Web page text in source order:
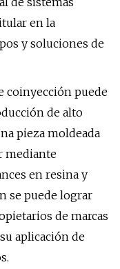
en la
y soluciones de
coinyección puede
de alto
pieza moldeada
mediante
en resina y
se puede lograr
de marcas
aplicación de